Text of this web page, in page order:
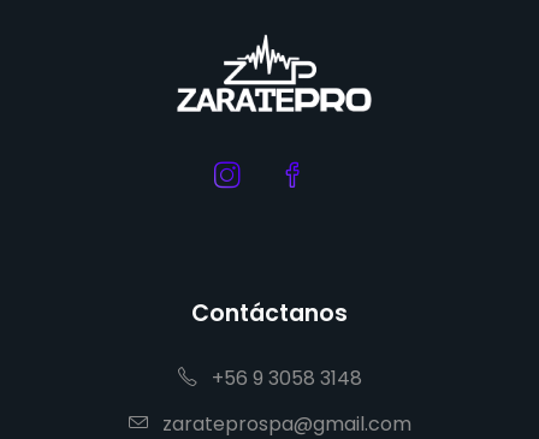
Contáctanos
+56 9 3058 3148
zarateprospa@gmail.com